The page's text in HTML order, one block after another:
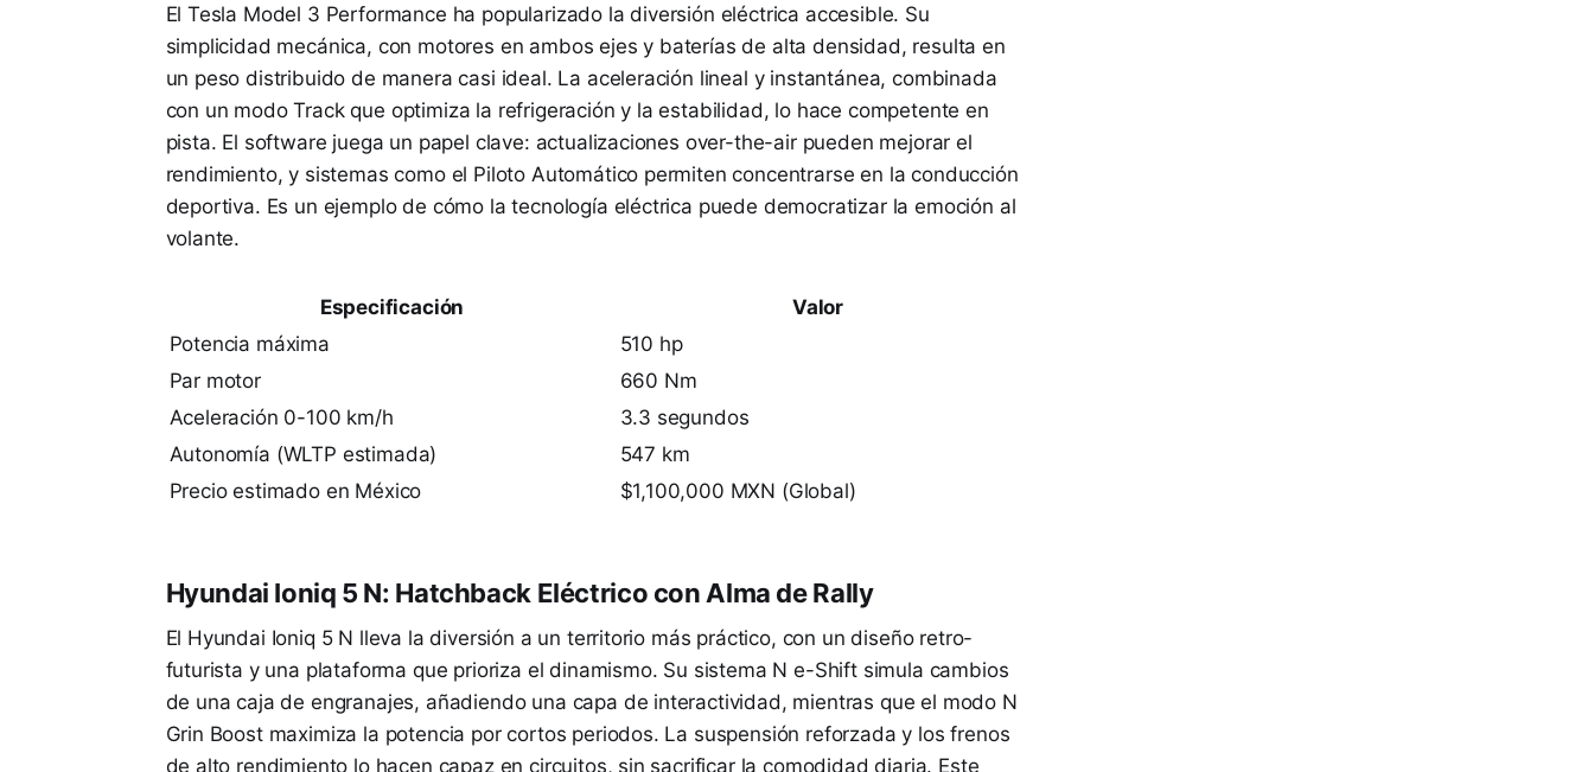
El Tesla Model 3 Performance ha popularizado la diversión eléctrica accesible. Su
simplicidad mecánica, con motores en ambos ejes y baterías de alta densidad, resulta en
un peso distribuido de manera casi ideal. La aceleración lineal y instantánea, combinada
con un modo Track que optimiza la refrigeración y la estabilidad, lo hace competente en
pista. El software juega un papel clave: actualizaciones over-the-air pueden mejorar el
rendimiento, y sistemas como el Piloto Automático permiten concentrarse en la conducción
deportiva. Es un ejemplo de cómo la tecnología eléctrica puede democratizar la emoción al
volante.
Especificación
Valor
Potencia máxima
510 hp
Par motor
660 Nm
Aceleración 0-100 km/h
3.3 segundos
Autonomía (WLTP estimada)
547 km
Precio estimado en México
$1,100,000 MXN (Global)
Hyundai Ioniq 5 N: Hatchback Eléctrico con Alma de Rally
El Hyundai Ioniq 5 N lleva la diversión a un territorio más práctico, con un diseño retro-
futurista y una plataforma que prioriza el dinamismo. Su sistema N e-Shift simula cambios
de una caja de engranajes, añadiendo una capa de interactividad, mientras que el modo N
Grin Boost maximiza la potencia por cortos periodos. La suspensión reforzada y los frenos
de alto rendimiento lo hacen capaz en circuitos, sin sacrificar la comodidad diaria. Este